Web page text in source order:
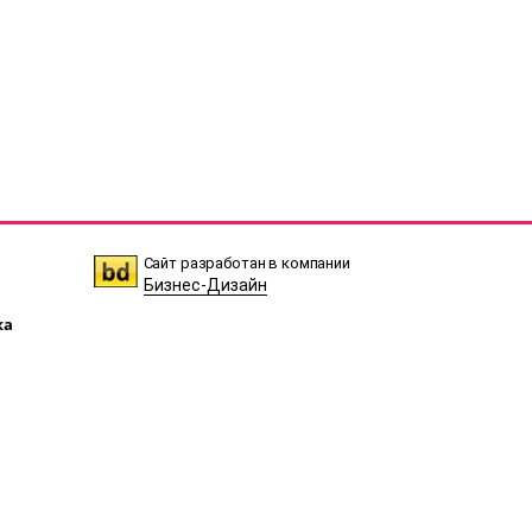
Сайт разработан в компании
Бизнес-Дизайн